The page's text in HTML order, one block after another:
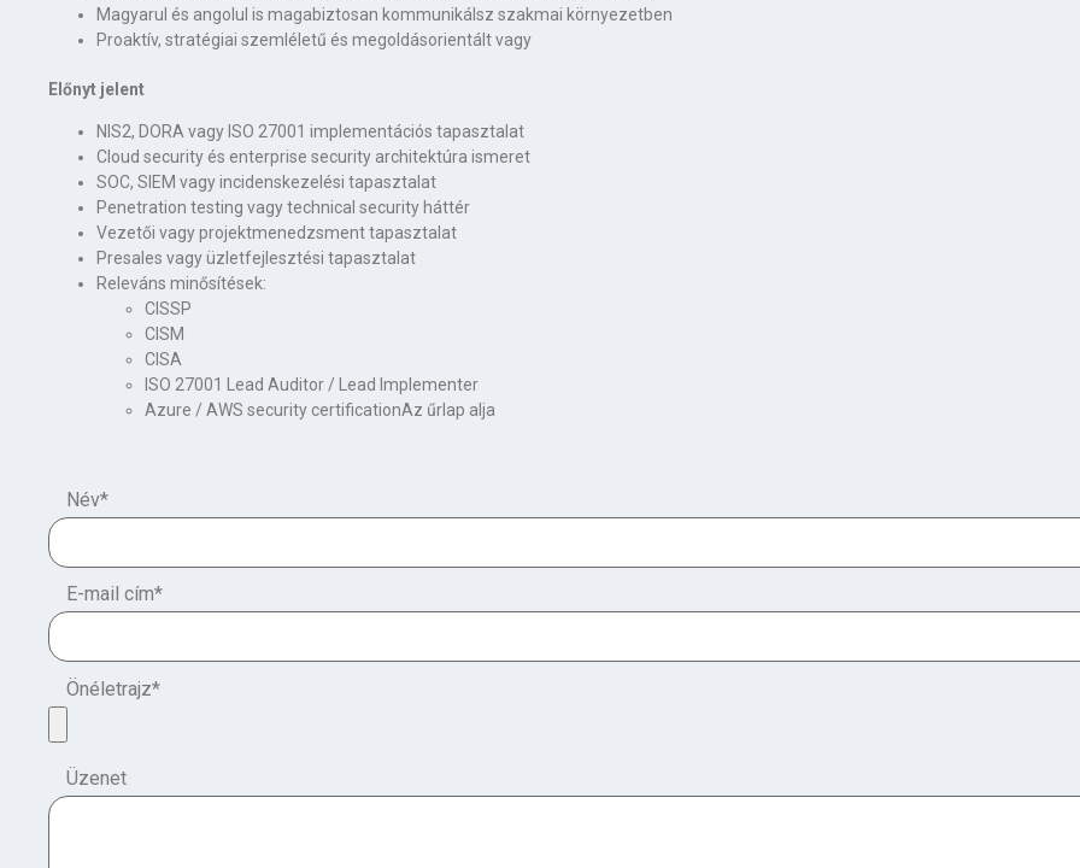
Magyarul és angolul is magabiztosan kommunikálsz szakmai környezetben
Proaktív, stratégiai szemléletű és megoldásorientált vagy
Előnyt jelent
NIS2, DORA vagy ISO 27001 implementációs tapasztalat
Cloud security és enterprise security architektúra ismeret
SOC, SIEM vagy incidenskezelési tapasztalat
Penetration testing vagy technical security háttér
Vezetői vagy projektmenedzsment tapasztalat
Presales vagy üzletfejlesztési tapasztalat
Releváns minősítések:
CISSP
CISM
CISA
ISO 27001 Lead Auditor / Lead Implementer
Azure / AWS security certificationAz űrlap alja
Név*
E-mail cím*
Önéletrajz*
Üzenet